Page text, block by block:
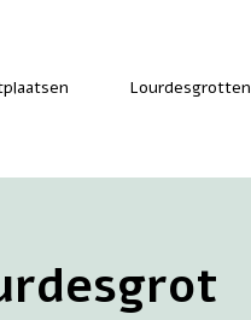
Lourdesgrotten